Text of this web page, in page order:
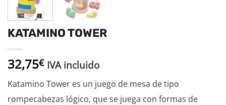
KATAMINO TOWER
32,75€ IVA incluido
Katamino Tower es un juego de mesa de tipo
rompecabezas lógico, que se juega con formas de